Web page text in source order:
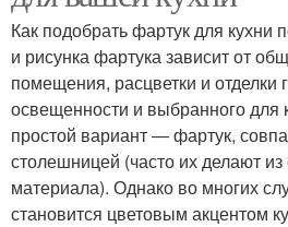
Как подобрать фартук для кухни
и рисунка фартука зависит от
помещения, расцветки и отделки
освещенности и выбранного для
простой вариант ― фартук,
столешницей (часто их делают из
материала). Однако во многих
становится цветовым акцентом